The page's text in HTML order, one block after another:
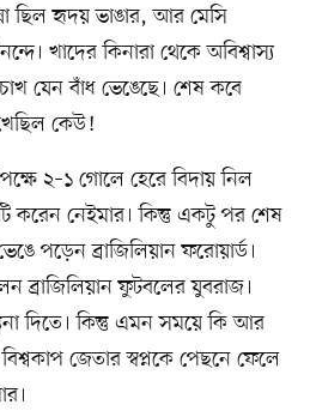
ছিল হৃদয় ভাঙার, আর মেসি
খাদের কিনারা থেকে অবিশ্বাস্য
যেন বাঁধ ভেঙেছে। শেষ কবে
কেউ!
২–১ গোলে হেরে বিদায় নিল
করেন নেইমার। কিন্তু একটু পর শেষ
পড়েন ব্রাজিলিয়ান ফরোয়ার্ড।
ব্রাজিলিয়ান ফুটবলের যুবরাজ।
দিতে। কিন্তু এমন সময়ে কি আর
জেতার স্বপ্নকে পেছনে ফেলে